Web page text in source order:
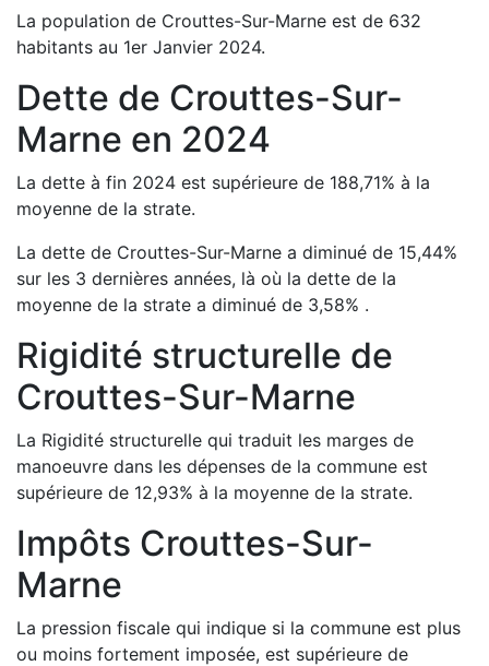
La population de Crouttes-Sur-Marne est de 632
habitants au 1er Janvier 2024.
Dette de Crouttes-Sur-
Marne en 2024
La dette à fin 2024 est supérieure de 188,71% à la
moyenne de la strate.
La dette de Crouttes-Sur-Marne a diminué de 15,44%
sur les 3 dernières années, là où la dette de la
moyenne de la strate a diminué de 3,58% .
Rigidité structurelle de
Crouttes-Sur-Marne
La Rigidité structurelle qui traduit les marges de
manoeuvre dans les dépenses de la commune est
supérieure de 12,93% à la moyenne de la strate.
Impôts Crouttes-Sur-
Marne
La pression fiscale qui indique si la commune est plus
ou moins fortement imposée, est supérieure de